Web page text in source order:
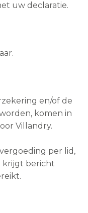
uw declaratie.
en/of de
komen in
Villandry.
per lid,
krijgt bericht